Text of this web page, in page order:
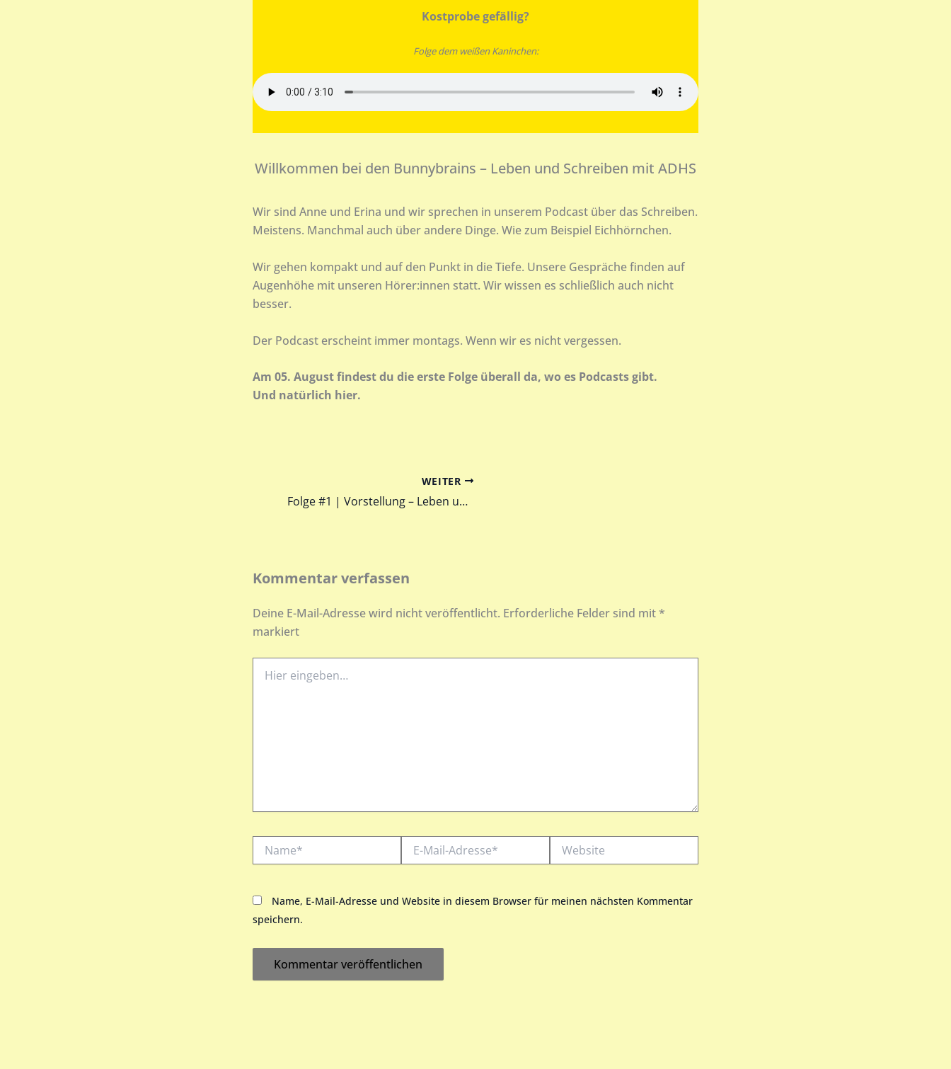
Kostprobe gefällig?
Folge dem weißen Kaninchen:
Willkommen bei den Bunnybrains – Leben und Schreiben mit ADHS
Wir sind Anne und Erina und wir sprechen in unserem Podcast über das Schreiben.
Meistens. Manchmal auch über andere Dinge. Wie zum Beispiel Eichhörnchen.
Wir gehen kompakt und auf den Punkt in die Tiefe. Unsere Gespräche finden auf
Augenhöhe mit unseren Hörer:innen statt. Wir wissen es schließlich auch nicht
besser.
Der Podcast erscheint immer montags. Wenn wir es nicht vergessen.
Am 05. August findest du die erste Folge überall da, wo es Podcasts gibt.
Und natürlich hier.
WEITER
Folge #1 | Vorstellung – Leben und Schreiben mit ADHS
Kommentar verfassen
Deine E-Mail-Adresse wird nicht veröffentlicht. Erforderliche Felder sind mit *
markiert
eingeben…
Mail-
Website
Name, E-Mail-Adresse und Website in diesem Browser für meinen nächsten Kommentar
speichern.